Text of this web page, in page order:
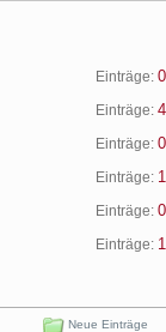
Einträge: 0
Einträge: 4
Einträge: 0
Einträge:
Einträge: 0
Einträge:
Neue Einträge